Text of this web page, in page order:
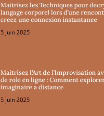
Maitrisez les Techniques pour
langage corporel lors d’une
creez une connexion instantanee
5 juin 2025
Maitrisez l’Art de l’Improvisation
de role en ligne : Comment
imaginaire a distance
5 juin 2025